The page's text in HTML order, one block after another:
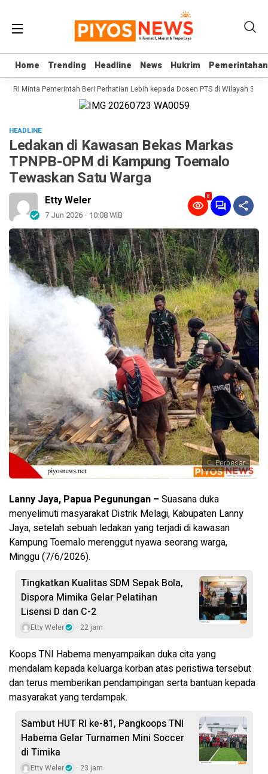
Home Trending Headline News Hukrim Pemerintahan
Home Trending Headline News Hukrim Pemerintahan
RI Minta Pemerintah Beri Perhatian Lebih kepada Dosen PTS di Wilayah 3T
HEADLINE
Ledakan di Kawasan Bekas Markas
TPNPB-OPM di Kampung Toemalo
Tewaskan Satu Warga
Etty Weler
7 Jun 2026 - 10:08 WIB
8
Perbesar
Lanny Jaya, Papua Pegunungan – Suasana duka
menyelimuti masyarakat Distrik Melagi, Kabupaten Lanny
Jaya, setelah sebuah ledakan yang terjadi di kawasan
Kampung Toemalo merenggut nyawa seorang warga,
Minggu (7/6/2026).
Tingkatkan Kualitas SDM Sepak Bola,
Dispora Mimika Gelar Pelatihan
Lisensi D dan C-2
Etty Weler 22 jam
Koops TNI Habema menyampaikan duka cita yang
mendalam kepada keluarga korban atas peristiwa tersebut
dan terus memberikan pendampingan serta bantuan kepada
masyarakat yang terdampak.
Sambut HUT RI ke-81, Pangkoops TNI
Habema Gelar Turnamen Mini Soccer
di Timika
Etty Weler 23 jam